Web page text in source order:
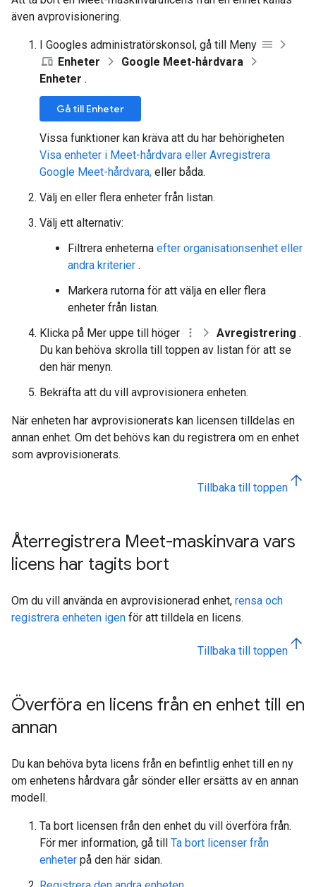
även avprovisionering.
I Googles administratörskonsol, gå till Meny
Enheter
Google Meet-hårdvara
Enheter .
Gå till Enheter
Vissa funktioner kan kräva att du har behörigheten
Visa enheter i Meet-hårdvara eller Avregistrera
Google Meet-hårdvara, eller båda.
Välj en eller flera enheter från listan.
Välj ett alternativ:
Filtrera enheterna efter organisationsenhet eller
andra kriterier .
Markera rutorna för att välja en eller flera
enheter från listan.
Klicka på Mer uppe till höger
Avregistrering .
Du kan behöva skrolla till toppen av listan för att se
den här menyn.
Bekräfta att du vill avprovisionera enheten.
När enheten har avprovisionerats kan licensen tilldelas en
annan enhet. Om det behövs kan du registrera om en enhet
som avprovisionerats.
Tillbaka till toppen
Återregistrera Meet-maskinvara vars
licens har tagits bort
Om du vill använda en avprovisionerad enhet, rensa och
registrera enheten igen för att tilldela en licens.
Tillbaka till toppen
Överföra en licens från en enhet till en
annan
Du kan behöva byta licens från en befintlig enhet till en ny
om enhetens hårdvara går sönder eller ersätts av en annan
modell.
Ta bort licensen från den enhet du vill överföra från.
För mer information, gå till Ta bort licenser från
enheter på den här sidan.